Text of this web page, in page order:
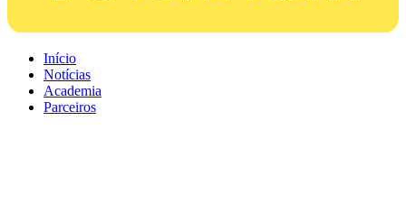
Início
Notícias
Academia
Parceiros